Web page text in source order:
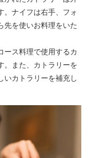
。ナイフは右手、フォ
先を使いお料理をいた
ース料理で使用するカ
。また、カトラリーを
いカトラリーを補充し